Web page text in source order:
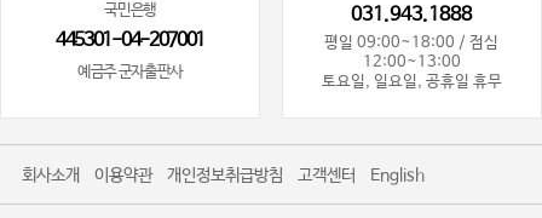
국민은행
445301-04-207001
예금주 군자출판사
031.943.1888
평일 09:00~18:00 / 점심
12:00~13:00
토요일, 일요일, 공휴일 휴무
회사소개 이용약관 개인정보취급방침 고객센터 English